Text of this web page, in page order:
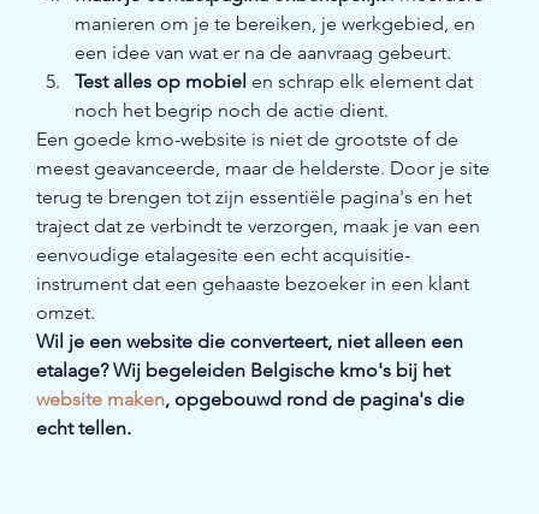
manieren om je te bereiken, je werkgebied, en
een idee van wat er na de aanvraag gebeurt.
Test alles op mobiel en schrap elk element dat
noch het begrip noch de actie dient.
Een goede kmo-website is niet de grootste of de
meest geavanceerde, maar de helderste. Door je site
terug te brengen tot zijn essentiële pagina's en het
traject dat ze verbindt te verzorgen, maak je van een
eenvoudige etalagesite een echt acquisitie-
instrument dat een gehaaste bezoeker in een klant
omzet.
Wil je een website die converteert, niet alleen een
etalage? Wij begeleiden Belgische kmo's bij het
website maken, opgebouwd rond de pagina's die
echt tellen.